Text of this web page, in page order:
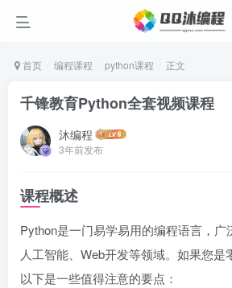
首页 编程课程 python课程 正文
千锋教育Python全套视频课程
沐编程
3年前发布
课程概述
Python是一门易学易用的编程语言，广
人工智能、Web开发等领域。如果您是
以下是一些值得注意的要点：